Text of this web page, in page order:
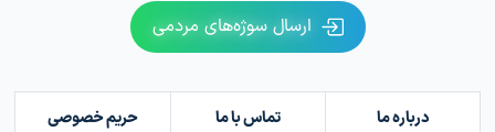
ارسال سوژه‌های مردمی
درباره ما تماس با ما حریم خصوصی